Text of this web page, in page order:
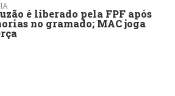
é liberado pela FPF após
no gramado; MAC joga